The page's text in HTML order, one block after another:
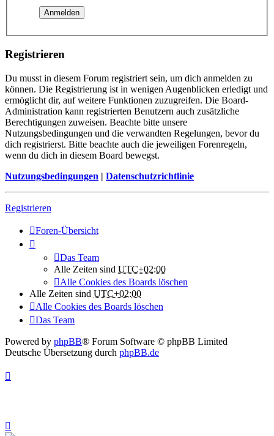
Registrieren
Du musst in diesem Forum registriert sein, um dich anmelden zu
können. Die Registrierung ist in wenigen Augenblicken erledigt und
ermöglicht dir, auf weitere Funktionen zuzugreifen. Die Board-
Administration kann registrierten Benutzern auch zusätzliche
Berechtigungen zuweisen. Beachte bitte unsere
Nutzungsbedingungen und die verwandten Regelungen, bevor du
dich registrierst. Bitte beachte auch die jeweiligen Forenregeln,
wenn du dich in diesem Board bewegst.
Nutzungsbedingungen | Datenschutzrichtlinie
Registrieren
Foren-Übersicht
Das Team
Alle Zeiten sind UTC+02:00
Alle Cookies des Boards löschen
Alle Zeiten sind UTC+02:00
Alle Cookies des Boards löschen
Das Team
Powered by phpBB® Forum Software © phpBB Limited
Deutsche Übersetzung durch phpBB.de